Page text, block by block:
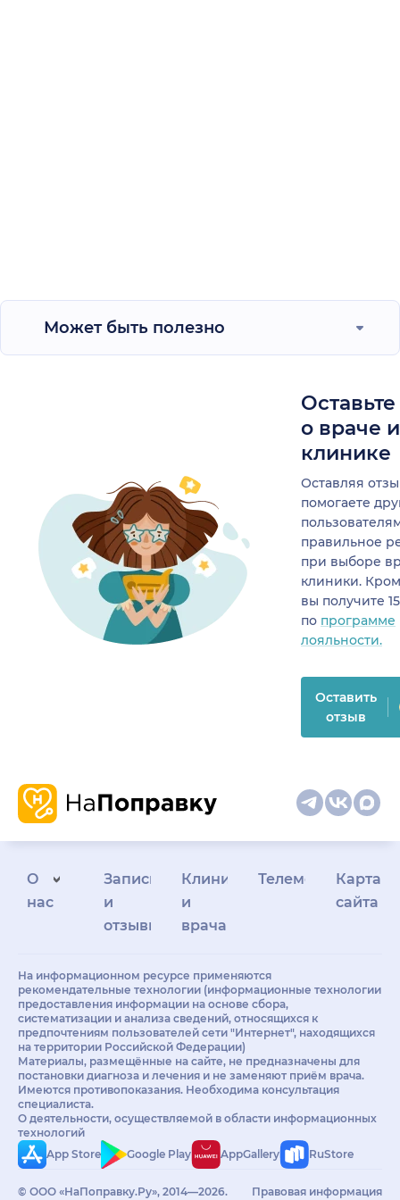
Может быть полезно
о враче
клинике
Оставляя
помогаете
правильное
при выборе
клиники.
вы получите
по программе
лояльности.
Оставить
отзыв
О
нас
Запись
и
отзывы
Клиникам
и
врачам
Телемедицина
Карта
сайта
На информационном ресурсе применяются
рекомендательные технологии (информационные технологии
предоставления информации на основе сбора,
систематизации и анализа сведений, относящихся к
предпочтениям пользователей сети "Интернет", находящихся
на территории Российской Федерации)
Материалы, размещённые на сайте, не предназначены для
постановки диагноза и лечения и не заменяют приём врача.
Имеются противопоказания. Необходима консультация
специалиста.
О деятельности, осуществляемой в области информационных
технологий
App Store
Google Play AppGallery RuStore
© ООО «НаПоправку.Ру», 2014—2026.
Правовая информация